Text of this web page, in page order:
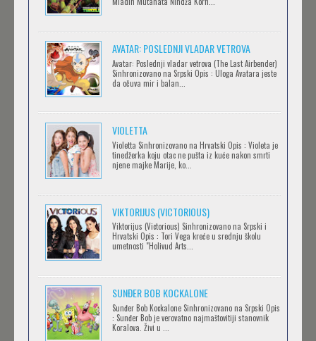
AVANTURE KIDA OPASNOST
Feb 12 2023 |Gledaj »
IPAK SE OKREĆE (GALILEO: EPPUR SI MUOVE)
OBLUTAK
SERVAMP
Feb 12 2023 |
2.43: SEIIN HIGH SCHOOL BOYS VOLLEYBALL
TEAM
AVATAR: POSLEDNJI VLADAR VETROVA
Avatar: Poslednji vladar vetrova (The Last Airbender)
Sinhronizovano na Srpski Opis : Uloga Avatara jeste
da očuva mir i balan...
VIOLETTA
Violetta Sinhronizovano na Hrvatski Opis : Violeta je
tinedžerka koju otac ne pušta iz kuće nakon smrti
njene majke Marije, ko...
VIKTORIJUS (VICTORIOUS)
Viktorijus (Victorious) Sinhronizovano na Srpski i
Hrvatski Opis : Tori Vega kreće u srednju školu
umetnosti "Holivud Arts...
SUNĐER BOB KOCKALONE
Sunđer Bob Kockalone Sinhronizovano na Srpski Opis
: Sunđer Bob je verovatno najmaštovitiji stanovnik
Koralova. Živi u ...